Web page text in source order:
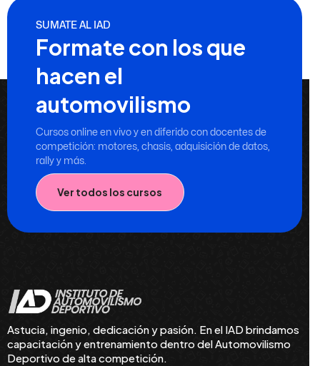
SUMATE AL IAD
Formate con los que
hacen el
automovilismo
Cursos online en vivo y en diferido con docentes de
competición: motores, chasis, adquisición de datos,
rally y más.
Ver todos los cursos
Astucia, ingenio, dedicación y pasión. En el IAD brindamos
capacitación y entrenamiento dentro del Automovilismo
Deportivo de alta competición.